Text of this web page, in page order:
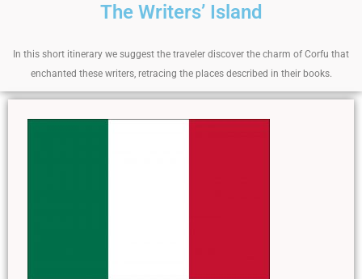
The Writers’ Island
In this short itinerary we suggest the traveler discover the charm of Corfu that
enchanted these writers, retracing the places described in their books.